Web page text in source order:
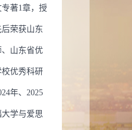
二等奖
著1章，授
荣获山东
山东省优
优秀科研
年、2025
学与爱思